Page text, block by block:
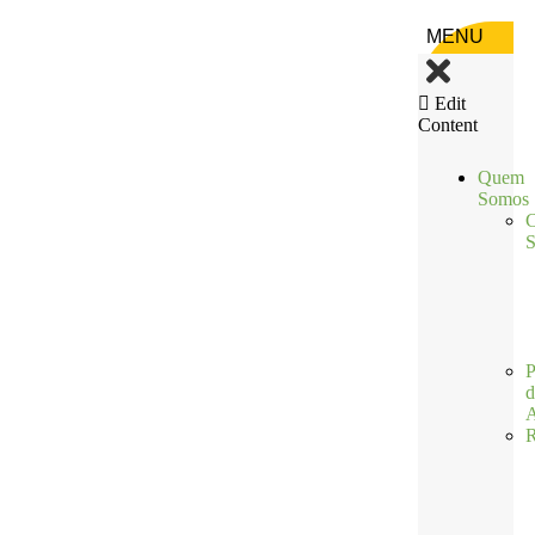
MENU
Edit
Content
Quem
Somos